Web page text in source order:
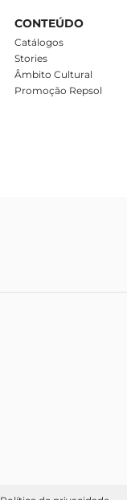
CONTEÚDO
Catálogos
Stories
Âmbito Cultural
Promoção Repsol